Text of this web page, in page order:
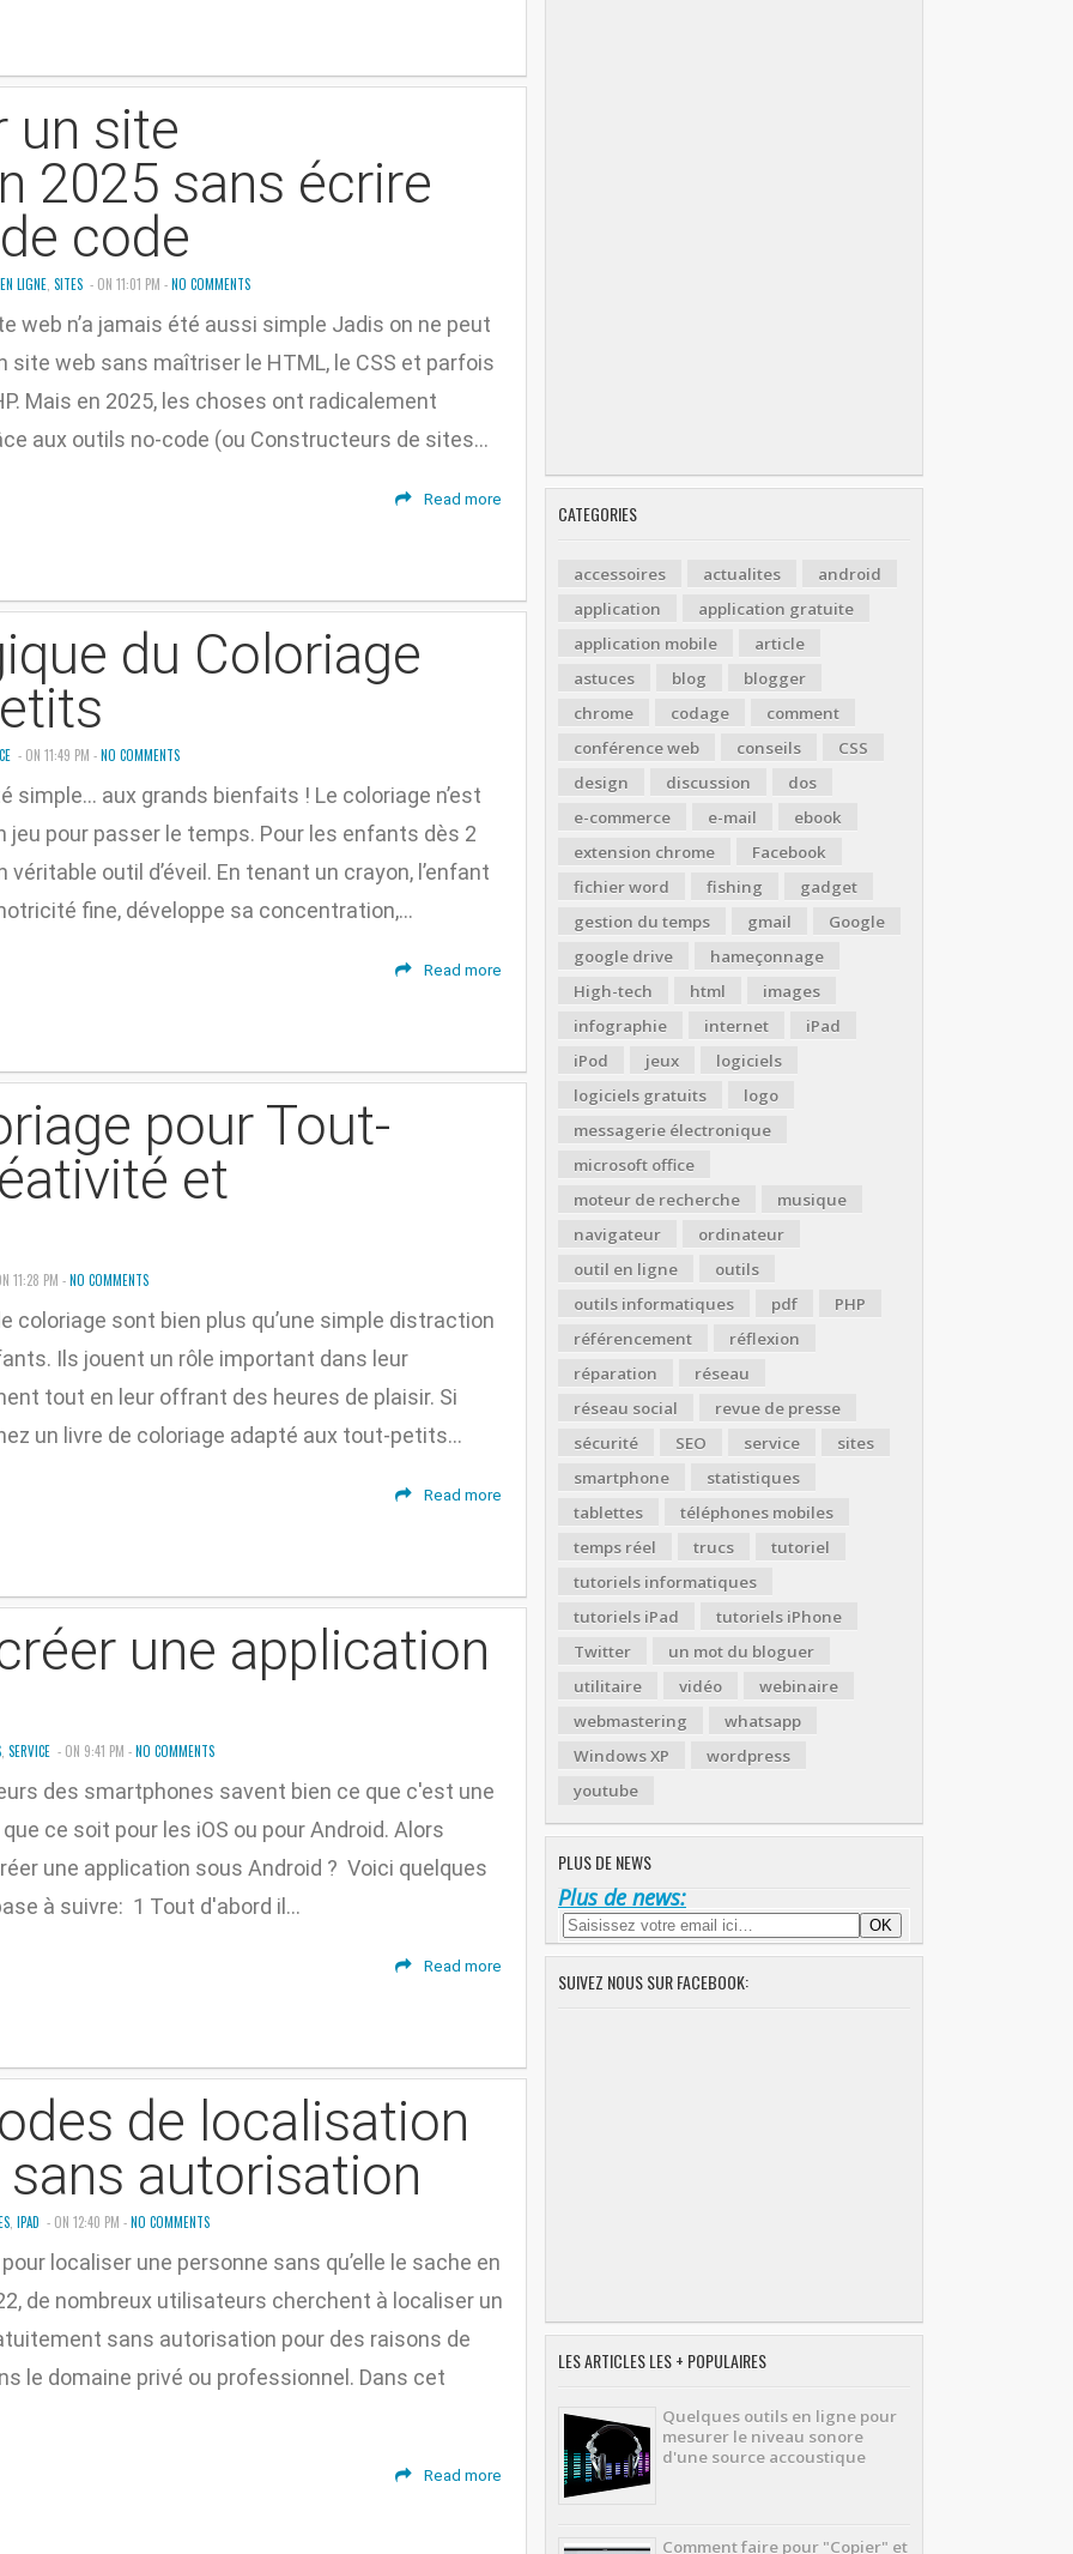
un site
2025 sans écrire
code
LIGNE SITES - ON 11:01 PM -NO COMMENTS
web n’a jamais été aussi simple Jadis on ne peut
site web sans maîtriser le HTML, le CSS et parfois
Mais en 2025, les choses ont radicalement
aux outils no-code (ou Constructeurs de sites...
Read more
du Coloriage
- ON 11:49 PM -NO COMMENTS
simple... aux grands bienfaits ! Le coloriage n’est
jeu pour passer le temps. Pour les enfants dès 2
véritable outil d’éveil. En tenant un crayon, l’enfant
fine, développe sa concentration,...
Read more
pour Tout-
et
11:28 PM -NO COMMENTS
coloriage sont bien plus qu’une simple distraction
Ils jouent un rôle important dans leur
tout en leur offrant des heures de plaisir. Si
un livre de coloriage adapté aux tout-petits...
Read more
une application
SERVICE - ON 9:41 PM -NO COMMENTS
des smartphones savent bien ce que c'est une
ce soit pour les iOS ou pour Android. Alors
une application sous Android ? Voici quelques
à suivre: 1 Tout d'abord il...
Read more
de localisation
autorisation
IPAD - ON 12:40 PM -NO COMMENTS
localiser une personne sans qu’elle le sache en
de nombreux utilisateurs cherchent à localiser un
sans autorisation pour des raisons de
le domaine privé ou professionnel. Dans cet
Read more
CATEGORIES
accessoires actualites
android
application
application gratuite
application mobile
article
astuces
blog
blogger
chrome
codage
comment
conférence web
conseils
CSS
design
discussion
dos
e-commerce
e-mail
ebook
extension chrome
Facebook
fichier word
fishing
gadget
gestion du temps
gmail
Google
google drive
hameçonnage
High-tech
html
images
infographie
internet
iPad
iPod
jeux
logiciels
logiciels gratuits
logo
messagerie électronique
microsoft office
moteur de recherche
musique
navigateur
ordinateur
outil en ligne
outils
outils informatiques
pdf
PHP
référencement
réflexion
réparation
réseau
réseau social
revue de presse
sécurité
SEO service
sites
smartphone
statistiques
tablettes
téléphones mobiles
temps réel
trucs
tutoriel
tutoriels informatiques
tutoriels iPad
tutoriels iPhone
Twitter
un mot du bloguer
utilitaire
vidéo
webinaire
webmastering
whatsapp
Windows XP
wordpress
youtube
PLUS DE NEWS
Plus de news:
SUIVEZ NOUS SUR FACEBOOK:
LES ARTICLES LES + POPULAIRES
Quelques outils en ligne pour
mesurer le niveau sonore
d'une source accoustique
Comment faire pour "Copier" et